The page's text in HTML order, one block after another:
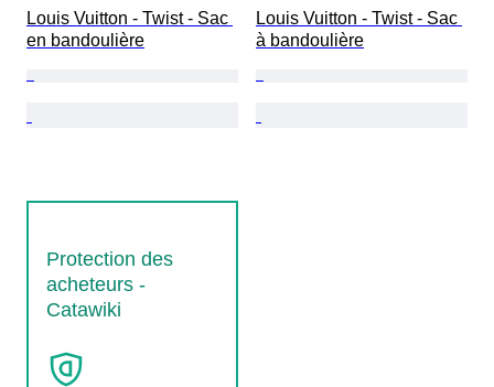
Louis Vuitton - Twist - Sac
en bandoulière
Louis Vuitton - Twist - Sac
à bandoulière
Protection des
acheteurs -
Catawiki